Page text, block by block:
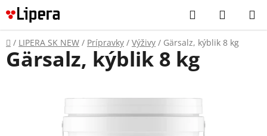
Prejsť
na
obsah
Hľadať
KOŠÍK
Domov
/ LIPERA SK NEW / Prípravky / Výživy / Gärsalz, kýblik 8 kg
Gärsalz, kýblik 8 kg